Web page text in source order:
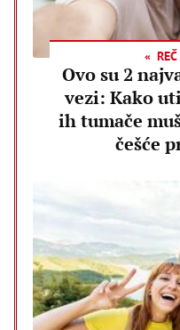
Ovo su 2
vezi: Kako
ih tumače
češće